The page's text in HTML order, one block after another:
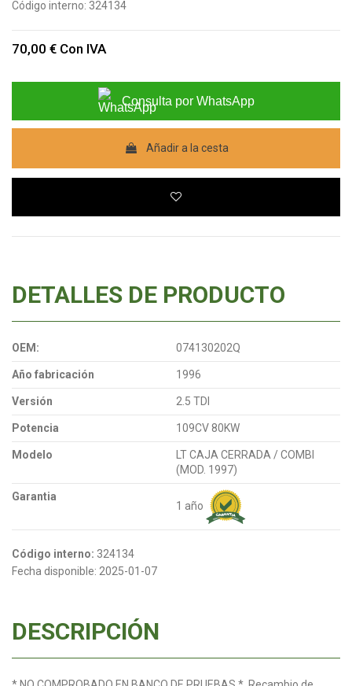
Código interno: 324134
70,00 € Con IVA
Consulta por WhatsApp
Añadir a la cesta
DETALLES DE PRODUCTO
OEM: 074130202Q
Año fabricación 1996
Versión 2.5 TDI
Potencia 109CV 80KW
Modelo
LT CAJA CERRADA / COMBI
(MOD. 1997)
Garantia
1 año
Código interno: 324134
Fecha disponible: 2025-01-07
DESCRIPCIÓN